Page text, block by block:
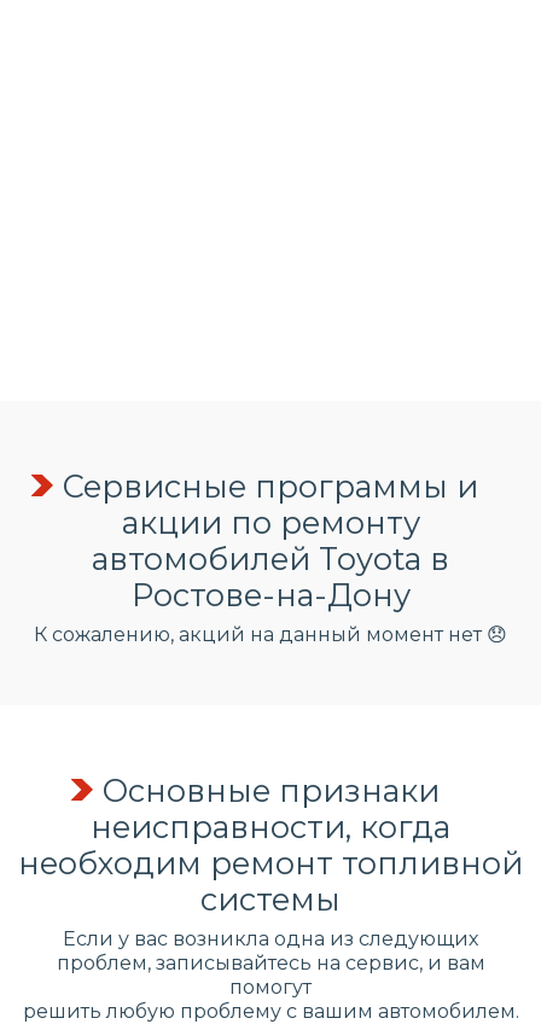
Сервисные программы и
акции по ремонту
автомобилей Toyota в
Ростове-на-Дону
К сожалению, акций на данный момент нет 😞
Основные признаки
неисправности, когда
необходим ремонт топливной
системы
Если у вас возникла одна из следующих
проблем, записывайтесь на сервис, и вам
помогут
решить любую проблему с вашим автомобилем.